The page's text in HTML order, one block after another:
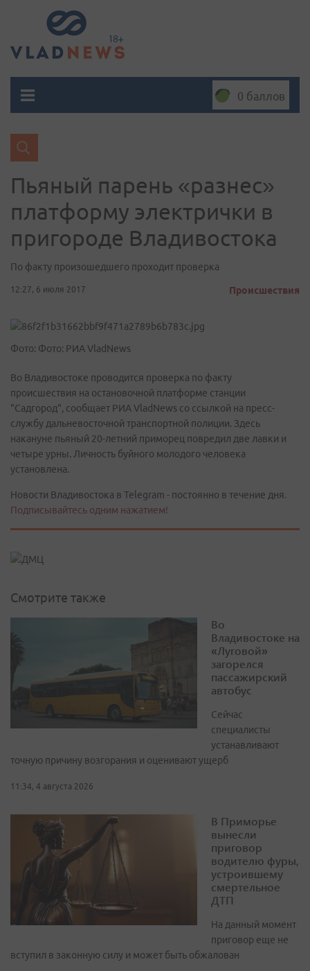
0 баллов
Пьяный парень «разнес»
платформу электрички в
пригороде Владивостока
По факту произошедшего проходит проверка
12:27, 6 июля 2017 Происшествия
Фото: Фото: РИА VladNews
Во Владивостоке проводится проверка по факту
происшествия на остановочной платформе станции
"Садгород", сообщает РИА VladNews со ссылкой на пресс-
службу дальневосточной транспортной полиции. Здесь
накануне пьяный 20-летний приморец повредил две лавки и
четыре урны. Личность буйного молодого человека
установлена.
Новости Владивостока в Telegram - постоянно в течение дня.
Подписывайтесь одним нажатием!
Смотрите также
Во
Владивостоке на
«Луговой»
загорелся
пассажирский
автобус
Сейчас
специалисты
устанавливают
точную причину возгорания и оценивают ущерб
11:34, 4 августа 2026
В Приморье
вынесли
приговор
водителю фуры,
устроившему
смертельное
ДТП
На данный момент
приговор еще не
вступил в законную силу и может быть обжалован